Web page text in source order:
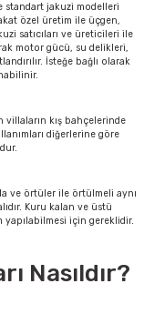
standart jakuzi modelleri
özel üretim ile üçgen,
satıcıları ve üreticileri ile
motor gücü, su delikleri,
İsteğe bağlı olarak
kış bahçelerinde
diğerlerine göre
ve örtüler ile örtülmeli aynı
Kuru kalan ve üstü
için gereklidir.
Nasıldır?